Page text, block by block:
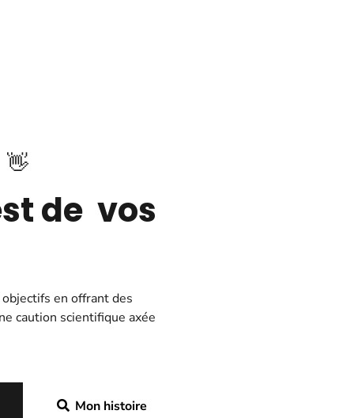
👋
de rete
en offrant des
caution scientifique axée
Mon histoire